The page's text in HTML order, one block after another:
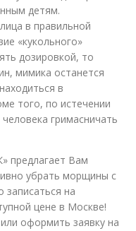
детям.
в правильной
«кукольного»
дозировкой, то
мимика останется
в
того, по истечении
гримасничать
предлагает Вам
убрать морщины с
на
цене в Москве!
оформить заявку на